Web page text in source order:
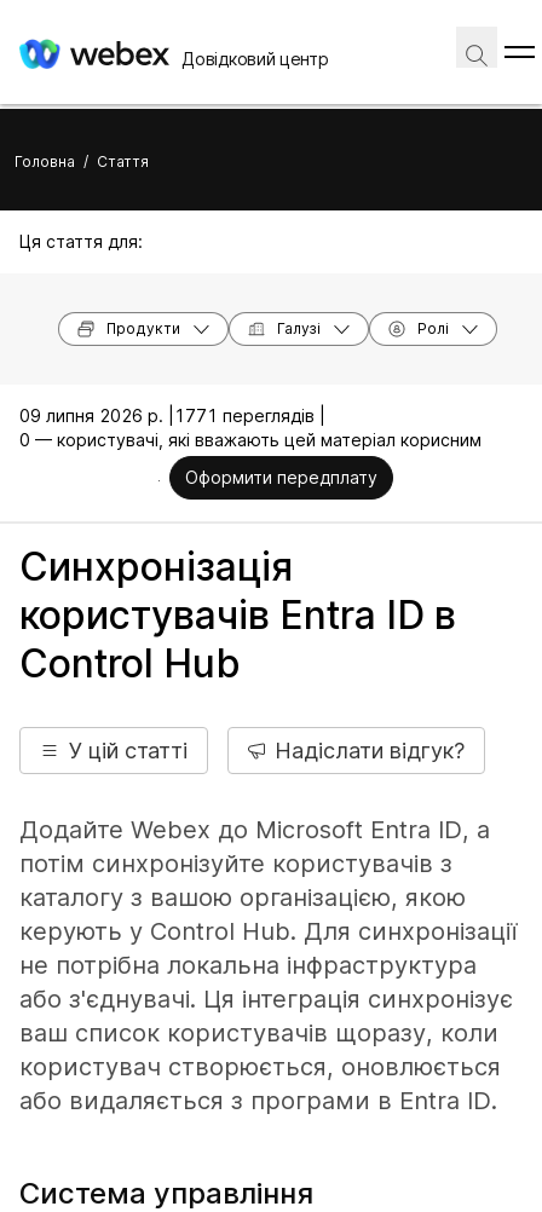
Довідковий центр
Головна / Стаття
Ця стаття для:
Продукти Галузі Ролі
09 липня 2026 р. |
1771 переглядів |
0 — користувачі, які вважають цей матеріал корисним
Оформити передплату
Синхронізація
користувачів Entra ID в
Control Hub
У цій статті Надіслати відгук?
Додайте Webex до Microsoft Entra ID, а
потім синхронізуйте користувачів з
каталогу з вашою організацією, якою
керують у Control Hub. Для синхронізації
не потрібна локальна інфраструктура
або з'єднувачі. Ця інтеграція синхронізує
ваш список користувачів щоразу, коли
користувач створюється, оновлюється
або видаляється з програми в Entra ID.
Система управління